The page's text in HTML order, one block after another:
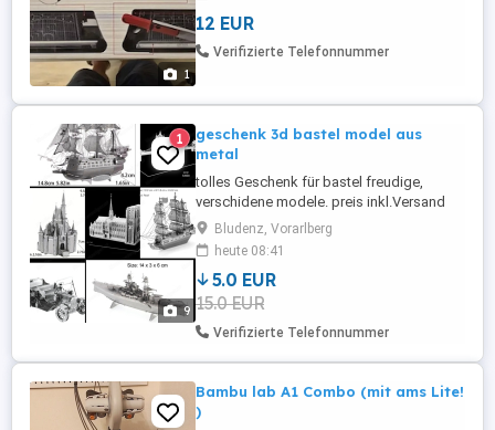
1
12 EUR
Verifizierte Telefonnummer
9
1
geschenk 3d bastel model aus
metal
tolles Geschenk für bastel freudige,
verschidene modele. preis inkl.Versand
Bludenz, Vorarlberg
heute 08:41
5.0 EUR
15.0 EUR
Verifizierte Telefonnummer
Bambu lab A1 Combo (mit ams Lite!
)